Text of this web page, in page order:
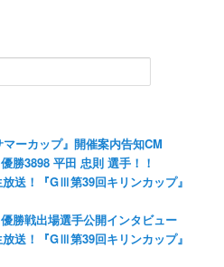
マーカップ』開催案内告知CM
勝3898 平田 忠則 選手！！
送！『GⅢ第39回キリンカップ』
勝戦出場選手公開インタビュー
送！『GⅢ第39回キリンカップ』